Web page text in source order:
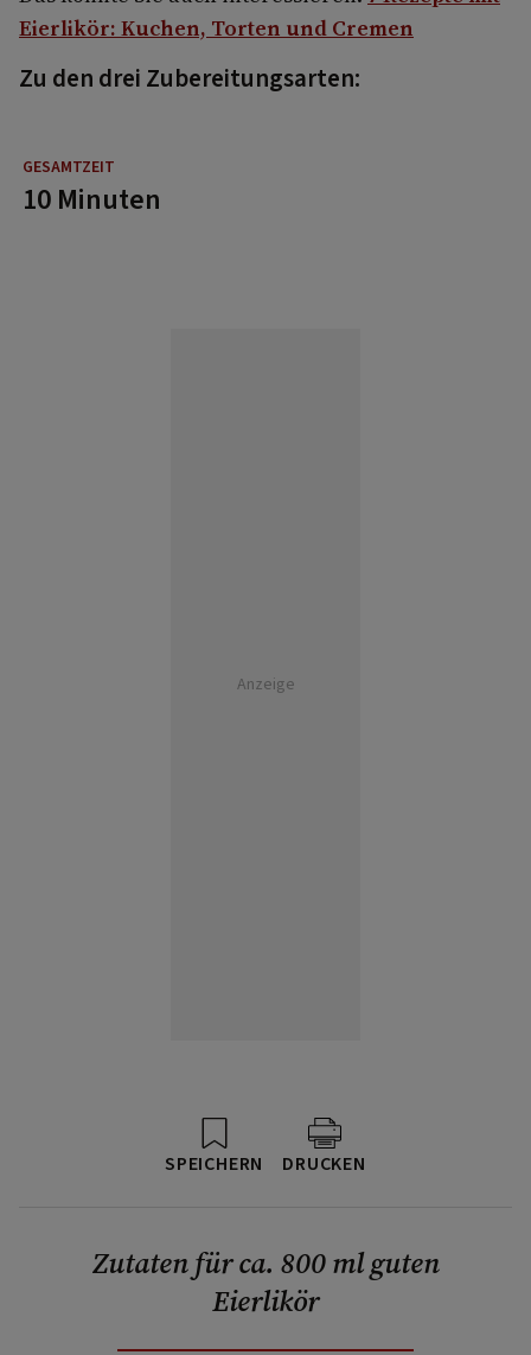
Eierlikör: Kuchen, Torten und Cremen
Zu den drei Zubereitungsarten:
10 Minuten
Anzeige
SPEICHERN DRUCKEN
Zutaten für ca. 800 ml guten
Eierlikör